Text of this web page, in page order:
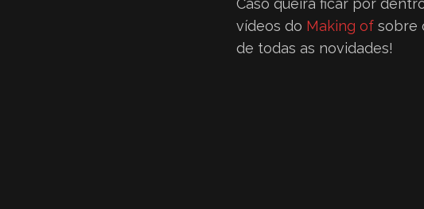
Caso queira ficar por
vídeos do Making of sobre
de todas as novidades!